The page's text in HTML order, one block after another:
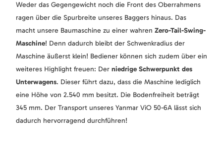
Weder das Gegengewicht noch die Front des Oberrahmens
ragen über die Spurbreite unseres Baggers hinaus. Das
macht unsere Baumaschine zu einer wahren Zero-Tail-Swing-
Maschine! Denn dadurch bleibt der Schwenkradius der
Maschine äußerst klein! Bediener können sich zudem über ein
weiteres Highlight freuen: Der niedrige Schwerpunkt des
Unterwagens. Dieser führt dazu, dass die Maschine lediglich
eine Höhe von 2.540 mm besitzt. Die Bodenfreiheit beträgt
345 mm. Der Transport unseres Yanmar ViO 50-6A lässt sich
dadurch hervorragend durchführen!